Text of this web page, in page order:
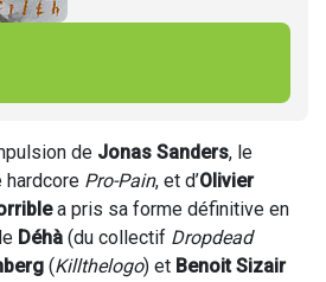
de Jonas Sanders, le
hardcore Pro-Pain, et d’Olivier
a pris sa forme définitive en
Déhà (du collectif Dropdead
(Killthelogo) et Benoit Sizair